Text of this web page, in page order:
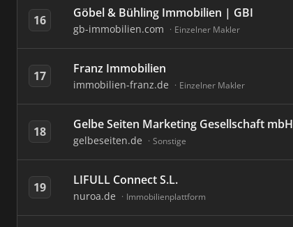
16 Göbel & Bühling Immobilien | GBI
gb-immobilien.com Einzelner Makler
17 Franz Immobilien
immobilien-franz.de Einzelner Makler
18 Gelbe Seiten Marketing Gesellschaft mbH
gelbeseiten.de Sonstige
19 LIFULL Connect S.L.
nuroa.de Immobilienplattform